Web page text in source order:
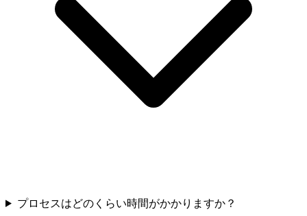
プロセスはどのくらい時間がかかりますか？